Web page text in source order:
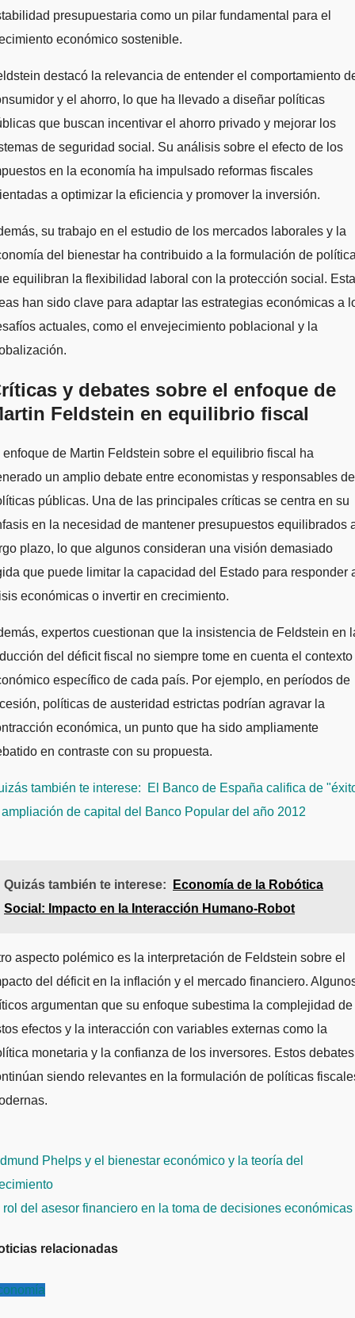
presupuestaria como un pilar fundamental para el
económico sostenible.
destacó la relevancia de entender el comportamiento
y el ahorro, lo que ha llevado a diseñar políticas
que buscan incentivar el ahorro privado y mejorar los
de seguridad social. Su análisis sobre el efecto de los
en la economía ha impulsado reformas fiscales
a optimizar la eficiencia y promover la inversión.
su trabajo en el estudio de los mercados laborales y la
del bienestar ha contribuido a la formulación de
equilibran la flexibilidad laboral con la protección social.
han sido clave para adaptar las estrategias económicas a
actuales, como el envejecimiento poblacional y la
y debates sobre el enfoque de
Feldstein en equilibrio fiscal
enfoque de Martin Feldstein sobre el equilibrio fiscal ha
un amplio debate entre economistas y responsables de
públicas. Una de las principales críticas se centra en su
en la necesidad de mantener presupuestos equilibrados
plazo, lo que algunos consideran una visión demasiado
que puede limitar la capacidad del Estado para responder
económicas o invertir en crecimiento.
expertos cuestionan que la insistencia de Feldstein en
del déficit fiscal no siempre tome en cuenta el contexto
específico de cada país. Por ejemplo, en períodos de
políticas de austeridad estrictas podrían agravar la
económica, un punto que ha sido ampliamente
en contraste con su propuesta.
también te interese:
El Banco de España califica de
de capital del Banco Popular del año 2012
Quizás también te interese:
Economía de la Robótica
Social: Impacto en la Interacción Humano-Robot
aspecto polémico es la interpretación de Feldstein sobre el
del déficit en la inflación y el mercado financiero.
argumentan que su enfoque subestima la complejidad de
efectos y la interacción con variables externas como la
monetaria y la confianza de los inversores. Estos debates
siendo relevantes en la formulación de políticas
Phelps y el bienestar económico y la teoría del
rol del asesor financiero en la toma de decisiones económicas
relacionadas